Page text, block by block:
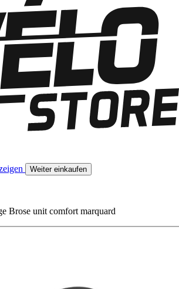
Weiter einkaufen
Brose unit comfort marquard